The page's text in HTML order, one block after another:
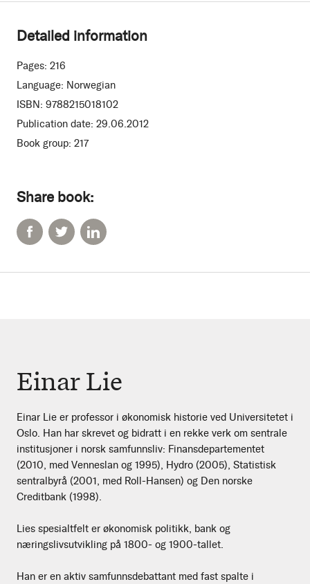
Share book:
Detailed information
Pages: 216
Language: Norwegian
ISBN: 9788215018102
Publication date: 29.06.2012
Book group: 217
Einar Lie
Einar Lie er professor i økonomisk historie ved Universitetet i
Oslo. Han har skrevet og bidratt i en rekke verk om sentrale
institusjoner i norsk samfunnsliv: Finansdepartementet
(2010, med Venneslan og 1995), Hydro (2005), Statistisk
sentralbyrå (2001, med Roll-Hansen) og Den norske
Creditbank (1998).
Lies spesialtfelt er økonomisk politikk, bank og
næringslivsutvikling på 1800- og 1900-tallet.
Han er en aktiv samfunnsdebattant med fast spalte i